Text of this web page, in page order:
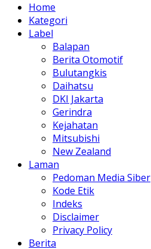
Home
Kategori
Label
Balapan
Berita Otomotif
Bulutangkis
Daihatsu
DKI Jakarta
Gerindra
Kejahatan
Mitsubishi
New Zealand
Laman
Pedoman Media Siber
Kode Etik
Indeks
Disclaimer
Privacy Policy
Berita